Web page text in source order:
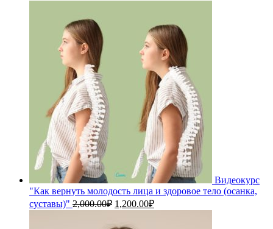
Видеокурс
"Как вернуть молодость лица и здоровое тело (осанка,
суставы)" 2,000.00₽ Первоначальная
цена
составляла
1,200.00₽Текущая
цена: